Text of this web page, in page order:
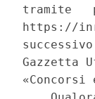
tramite
https://
Gazzetta
«Concorsi